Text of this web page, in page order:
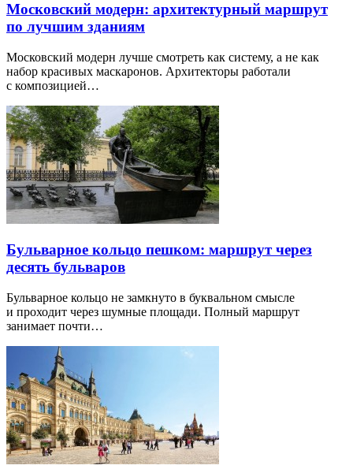
Московский модерн: архитектурный маршрут
по лучшим зданиям
Московский модерн лучше смотреть как систему, а не как
набор красивых маскаронов. Архитекторы работали
с композицией…
Бульварное кольцо пешком: маршрут через
десять бульваров
Бульварное кольцо не замкнуто в буквальном смысле
и проходит через шумные площади. Полный маршрут
занимает почти…